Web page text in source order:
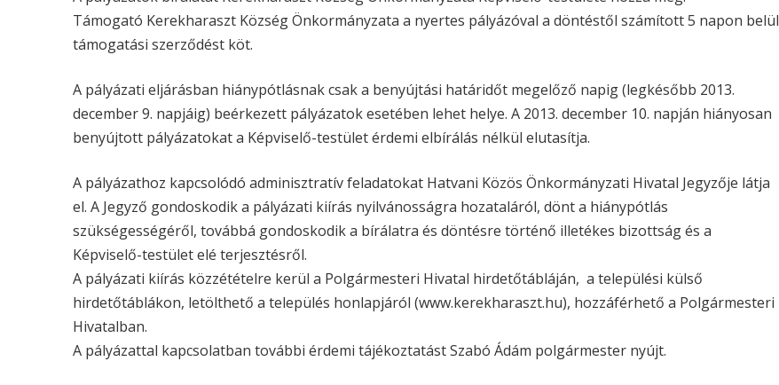
Támogató Kerekharaszt Község Önkormányzata a nyertes pályázóval a döntéstől számított 5 napon belül
támogatási szerződést köt.
A pályázati eljárásban hiánypótlásnak csak a benyújtási határidőt megelőző napig (legkésőbb 2013.
december 9. napjáig) beérkezett pályázatok esetében lehet helye. A 2013. december 10. napján hiányosan
benyújtott pályázatokat a Képviselő-testület érdemi elbírálás nélkül elutasítja.
A pályázathoz kapcsolódó adminisztratív feladatokat Hatvani Közös Önkormányzati Hivatal Jegyzője látja
el. A Jegyző gondoskodik a pályázati kiírás nyilvánosságra hozataláról, dönt a hiánypótlás
szükségességéről, továbbá gondoskodik a bírálatra és döntésre történő illetékes bizottság és a
Képviselő-testület elé terjesztésről.
A pályázati kiírás közzétételre kerül a Polgármesteri Hivatal hirdetőtábláján, a települési külső
hirdetőtáblákon, letölthető a település honlapjáról (www.kerekharaszt.hu), hozzáférhető a Polgármesteri
Hivatalban.
A pályázattal kapcsolatban további érdemi tájékoztatást Szabó Ádám polgármester nyújt.